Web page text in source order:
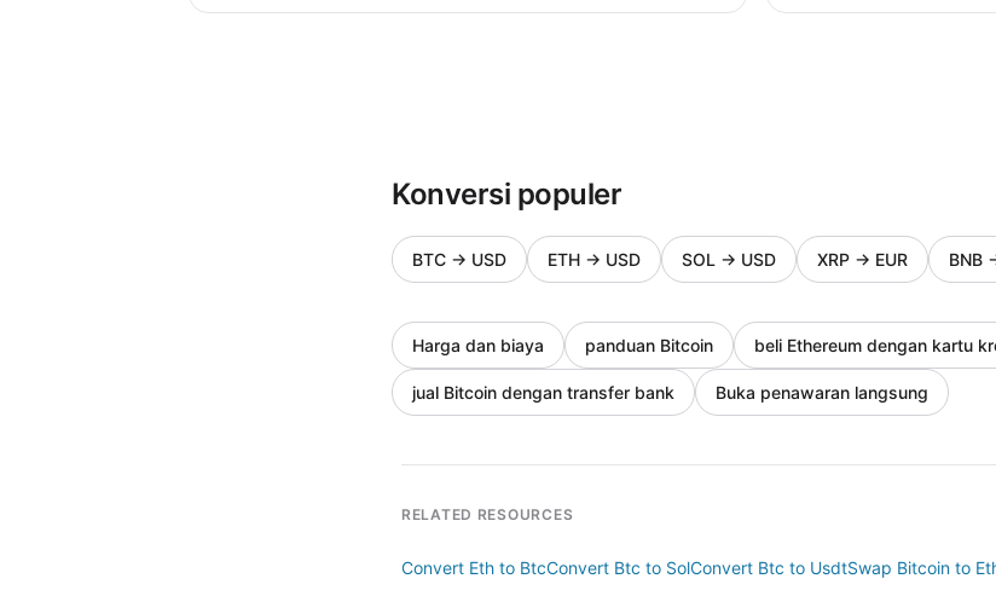
Konversi populer
BTC → USD ETH → USD SOL → USD XRP → EUR BNB
Harga dan biaya panduan Bitcoin beli Ethereum dengan kartu
jual Bitcoin dengan transfer bank Buka penawaran langsung
RELATED RESOURCES
Convert Eth to BtcConvert Btc to SolConvert Btc to UsdtSwap Bitcoin to